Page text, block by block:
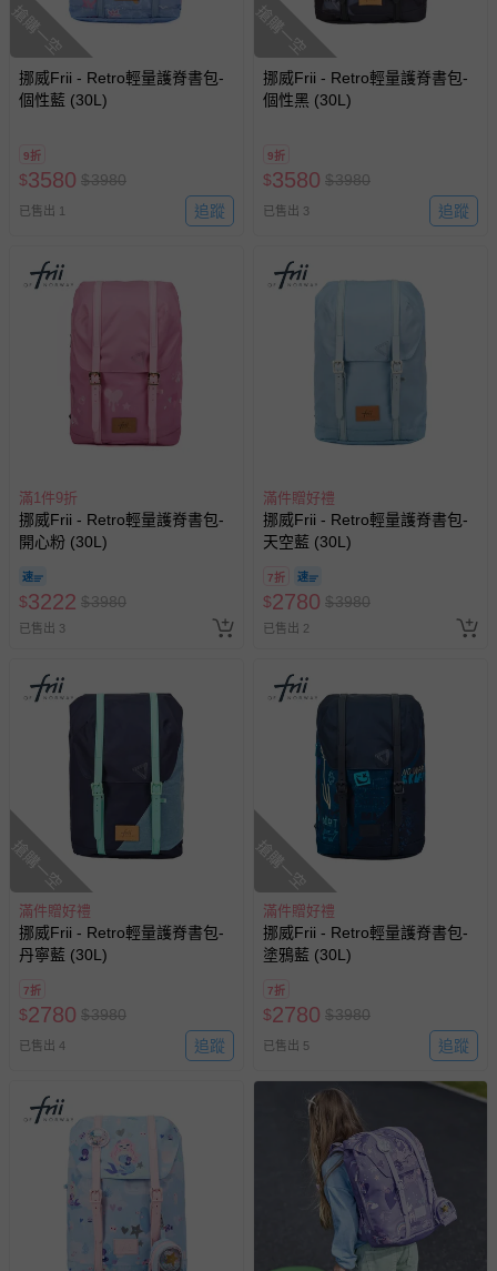
搶購一空
挪威Frii - Retro輕量護脊書包-
個性藍 (30L)
9折
$3580 $3980
已售出 1 追蹤
搶購一空
挪威Frii - Retro輕量護脊書包-
個性黑 (30L)
9折
$3580 $3980
已售出 3 追蹤
滿1件9折
挪威Frii - Retro輕量護脊書包-
開心粉 (30L)
$3222 $3980
已售出 3
滿件贈好禮
挪威Frii - Retro輕量護脊書包-
天空藍 (30L)
7折
$2780 $3980
已售出 2
搶購一空
滿件贈好禮
挪威Frii - Retro輕量護脊書包-
丹寧藍 (30L)
7折
$2780 $3980
已售出 4 追蹤
搶購一空
滿件贈好禮
挪威Frii - Retro輕量護脊書包-
塗鴉藍 (30L)
7折
$2780 $3980
已售出 5 追蹤